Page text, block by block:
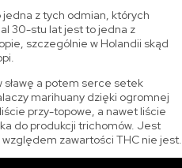
jedna z tych odmian, których
30-stu lat jest to jedna z
szczególnie w Holandii skąd
sławę a potem serce setek
marihuany dzięki ogromnej
przy-topowe, a nawet liście
do produkcji trichomów. Jest
zawartości THC nie jest.